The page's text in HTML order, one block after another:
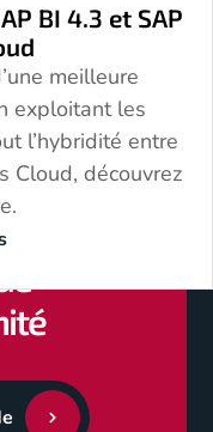
BI 4.3 et SAP
meilleure
exploitant les
l’hybridité entre
Cloud, découvrez
pour